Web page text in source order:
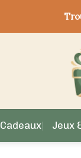
Cadeaux Jeux